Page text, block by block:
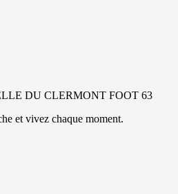
DU CLERMONT FOOT 63
et vivez chaque moment.